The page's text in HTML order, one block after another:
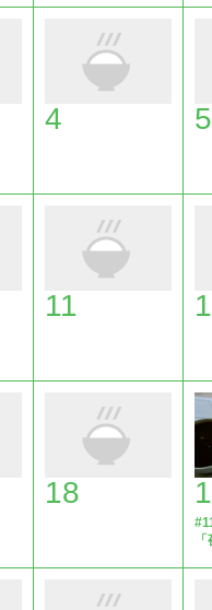
4 5
11
18